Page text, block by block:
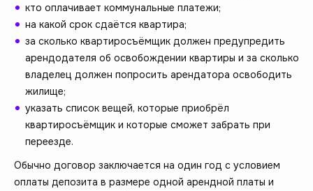
кто оплачивает коммунальные платежи;
на какой срок сдаётся квартира;
за сколько квартиросъёмщик должен предупредить
арендодателя об освобождении квартиры и за сколько
владелец должен попросить арендатора освободить
жилище;
указать список вещей, которые приобрёл
квартиросъёмщик и которые сможет забрать при
переезде.
Обычно договор заключается на один год с условием
оплаты депозита в размере одной арендной платы и